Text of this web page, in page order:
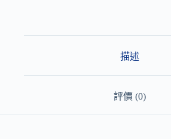
描述
評價 (0)